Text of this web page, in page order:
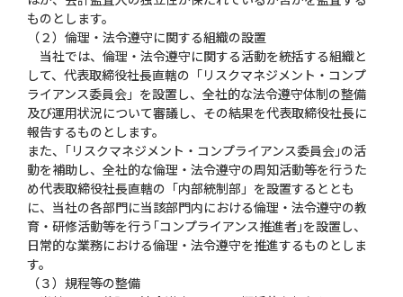
ものとします。
（２）倫理・法令遵守に関する組織の設置
当社では、倫理・法令遵守に関する活動を統括する組織と
して、代表取締役社長直轄の「リスクマネジメント・コンプ
ライアンス委員会」を設置し、全社的な法令遵守体制の整備
及び運用状況について審議し、その結果を代表取締役社長に
報告するものとします。
また、｢リスクマネジメント・コンプライアンス委員会｣の活
動を補助し、全社的な倫理・法令遵守の周知活動等を行うた
め代表取締役社長直轄の「内部統制部」を設置するととも
に、当社の各部門に当該部門内における倫理・法令遵守の教
育・研修活動等を行う｢コンプライアンス推進者｣を設置し、
日常的な業務における倫理・法令遵守を推進するものとしま
す。
（３）規程等の整備